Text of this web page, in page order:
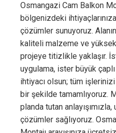
Osmangazi Cam Balkon
bölgenizdeki
çözümler sunuyoruz.
kaliteli malzeme ve
projeye titizlikle yaklaşır.
uygulama, ister büyük
ihtiyacı olsun; tüm
bir şekilde tamamlıyoruz.
planda tutan
çözümler sağlıyoruz.